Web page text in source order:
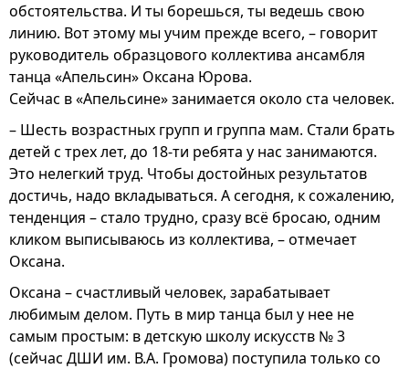
обстоятельства. И ты борешься, ты ведешь свою
линию. Вот этому мы учим прежде всего, – говорит
руководитель образцового коллектива ансамбля
танца «Апельсин» Оксана Юрова.
Сейчас в «Апельсине» занимается около ста человек.
– Шесть возрастных групп и группа мам. Стали брать
детей с трех лет, до 18-ти ребята у нас занимаются.
Это нелегкий труд. Чтобы достойных результатов
достичь, надо вкладываться. А сегодня, к сожалению,
тенденция – стало трудно, сразу всё бросаю, одним
кликом выписываюсь из коллектива, – отмечает
Оксана.
Оксана – счастливый человек, зарабатывает
любимым делом. Путь в мир танца был у нее не
самым простым: в детскую школу искусств № 3
(сейчас ДШИ им. В.А. Громова) поступила только со